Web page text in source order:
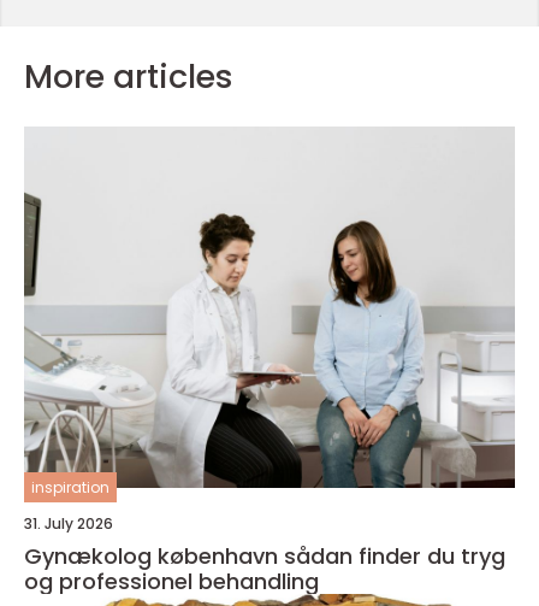
More articles
inspiration
31. July 2026
Gynækolog københavn sådan finder du tryg
og professionel behandling